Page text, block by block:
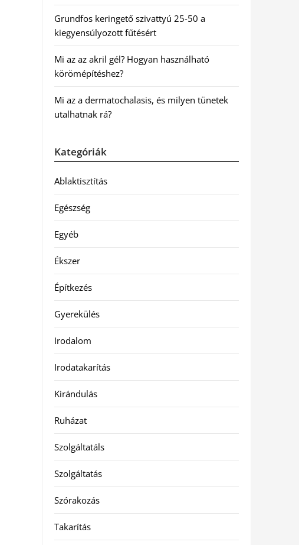
Grundfos keringető szivattyú 25-50 a
kiegyensúlyozott fűtésért
Mi az az akril gél? Hogyan használható
körömépítéshez?
Mi az a dermatochalasis, és milyen tünetek
utalhatnak rá?
Kategóriák
Ablaktisztítás
Egészség
Egyéb
Ékszer
Építkezés
Gyerekülés
Irodalom
Irodatakarítás
Kirándulás
Ruházat
Szolgáltatáls
Szolgáltatás
Szórakozás
Takarítás